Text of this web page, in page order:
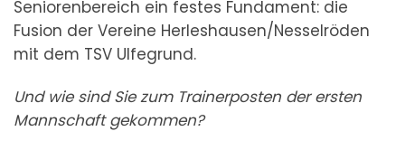
Seniorenbereich ein festes Fundament: die
Fusion der Vereine Herleshausen/Nesselröden
mit dem TSV Ulfegrund.
Und wie sind Sie zum Trainerposten der ersten
Mannschaft gekommen?